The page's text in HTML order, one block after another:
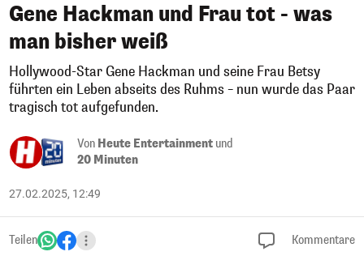
Gene Hackman und Frau tot - was
man bisher weiß
Hollywood-Star Gene Hackman und seine Frau Betsy
führten ein Leben abseits des Ruhms – nun wurde das Paar
tragisch tot aufgefunden.
Von Heute Entertainment und
20 Minuten
27.02.2025, 12:49
Teilen Kommentare